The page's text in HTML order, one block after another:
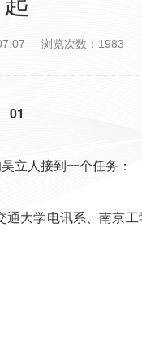
浏览次数：1983
01
立人接到一个任务：
大学电讯系、南京